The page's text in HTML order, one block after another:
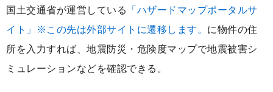
国土交通省が運営している
「ハザードマップポータルサ
イト」※この先は外部サイトに遷移します。 に物件の住
所を入力すれば、地震防災・危険度マップで地震被害シ
ミュレーションなどを確認できる。